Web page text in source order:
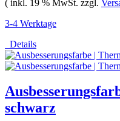
( inkl. 19 % MwSt. zzgl.
3-4 Werktage
Details
schwarz